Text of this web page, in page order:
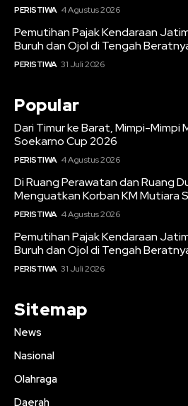
PERISTIWA 4 Agustus 2026
Pemutihan Pajak Kendaraan
Buruh dan Ojol di Tengah
PERISTIWA 31 Juli 2026
Popular
Dari Timur ke Barat, Mimpi-Mimpi
Soekarno Cup 2026
PERISTIWA 4 Agustus 2026
Di Ruang Perawatan dan Ruang
Menguatkan Korban KM Mutiara
PERISTIWA 4 Agustus 2026
Pemutihan Pajak Kendaraan
Buruh dan Ojol di Tengah
PERISTIWA 31 Juli 2026
Sitemap
News
Nasional
Olahraga
Daerah